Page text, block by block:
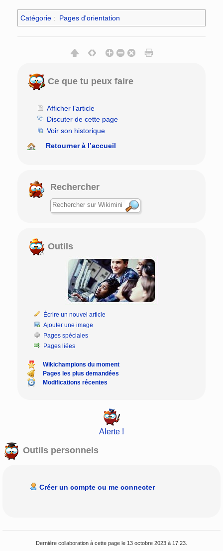
Catégorie : Pages d'orientation
Ce que tu peux faire
Afficher l’article
Discuter de cette page
Voir son historique
Retourner à l’accueil
Rechercher
Outils
Écrire un nouvel article
Ajouter une image
Pages spéciales
Pages liées
Wikichampions du moment
Pages les plus demandées
Modifications récentes
Alerte !
Outils personnels
Créer un compte ou me connecter
Dernière collaboration à cette page le 13 octobre 2023 à 17:23.